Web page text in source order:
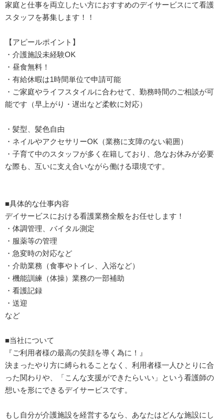
家庭と仕事を両立したい方におすすめのデイサービスにて看護
スタッフを募集します！！
【アピールポイント】
・介護施設未経験OK
・昼食無料！
・有給休暇は1時間単位で申請可能
・ご家庭やライフスタイルに合わせて、勤務時間のご相談が可
能です（早上がり・遅出など柔軟に対応）
・髪型、髪色自由
・ネイルやアクセサリーOK（業務に支障のない範囲）
・子育て中のスタッフが多く在籍しており、急なお休みが必要
な際も、互いに支え合いながら働ける環境です。
■具体的な仕事内容
デイサービスにおける看護業務全般をお任せします！
・体調管理、バイタル測定
・服薬等の管理
・急変時の対応など
・介助業務（食事やトイレ、入浴など）
・機能訓練（体操）業務の一部補助
・看護記録
・送迎
など
■当社について
『ご利用者様の最高の笑顔を導く為に！』
決まったやり方に縛られることなく、利用者様一人ひとりに合
った関わりや、「こんな支援ができたらいい」という看護師の
想いを形にできるデイサービスです。
もし自分が介護施設を経営するなら、あなたはどんな施設にし